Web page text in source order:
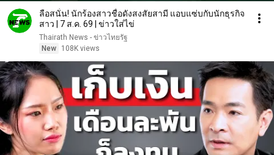
ลือสนั่น! นักร้องสาวชื่อดังสงสัยสามี แอบแซ่บกับนักธุรกิจ
สาว | 7 ส.ค. 69 | ข่าวใส่ไข่
Thairath News - ข่าวไทยรัฐ
New
108K views